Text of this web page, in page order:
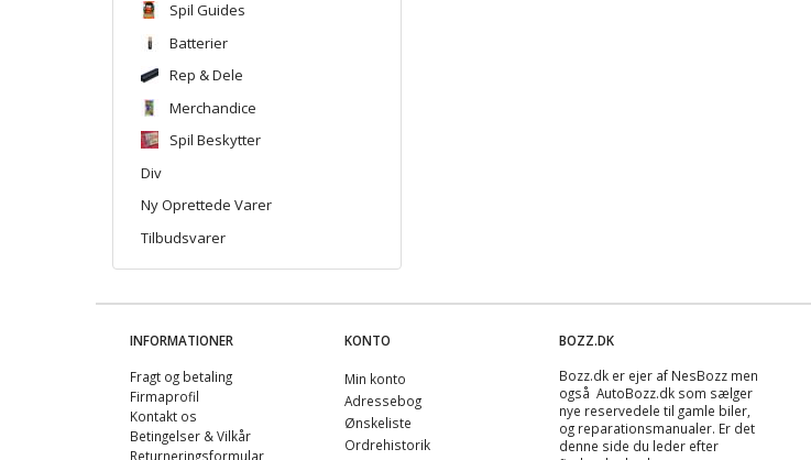
Spil Guides
Batterier
Rep & Dele
Merchandice
Spil Beskytter
Div
Ny Oprettede Varer
Tilbudsvarer
INFORMATIONER
Fragt og betaling
Firmaprofil
Kontakt os
Betingelser & Vilkår
Returneringsformular
KONTO
Min konto
Adressebog
Ønskeliste
Ordrehistorik
BOZZ.DK
Bozz.dk er ejer af NesBozz men
også AutoBozz.dk som sælger
nye reservedele til gamle biler,
og reparationsmanualer. Er det
denne side du leder efter